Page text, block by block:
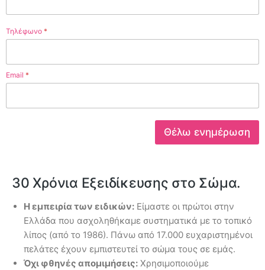
Τηλέφωνο *
Email *
Θέλω ενημέρωση
30 Χρόνια Εξειδίκευσης στο Σώμα.
Η εμπειρία των ειδικών: Είμαστε οι πρώτοι στην
Ελλάδα που ασχοληθήκαμε συστηματικά με το τοπικό
λίπος (από το 1986). Πάνω από 17.000 ευχαριστημένοι
πελάτες έχουν εμπιστευτεί το σώμα τους σε εμάς.
Όχι φθηνές απομιμήσεις: Χρησιμοποιούμε